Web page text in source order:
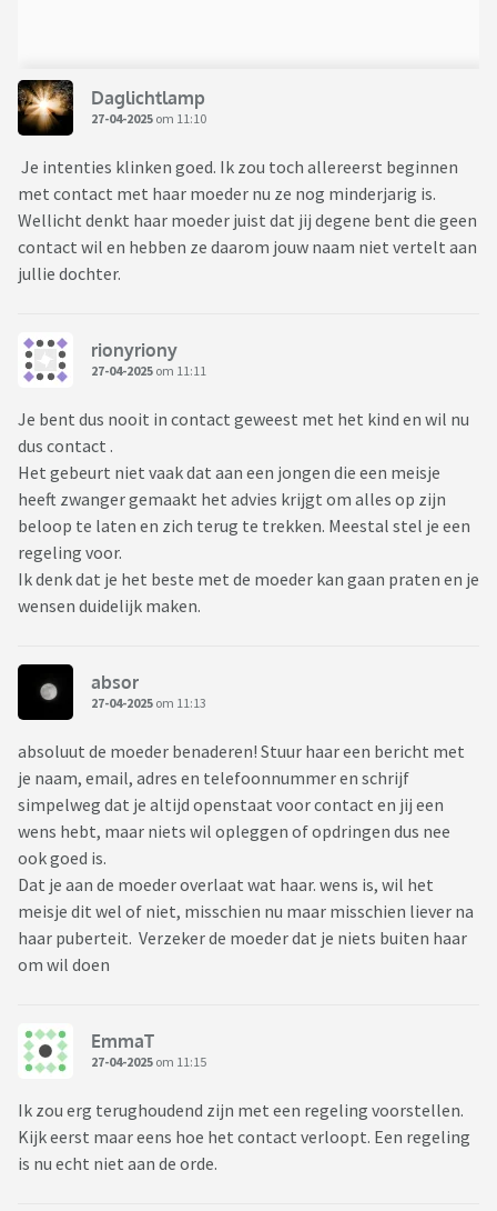
Daglichtlamp
27-04-2025 om 11:10
Je intenties klinken goed. Ik zou toch allereerst beginnen
met contact met haar moeder nu ze nog minderjarig is.
Wellicht denkt haar moeder juist dat jij degene bent die geen
contact wil en hebben ze daarom jouw naam niet vertelt aan
jullie dochter.
rionyriony
27-04-2025 om 11:11
Je bent dus nooit in contact geweest met het kind en wil nu
dus contact .
Het gebeurt niet vaak dat aan een jongen die een meisje
heeft zwanger gemaakt het advies krijgt om alles op zijn
beloop te laten en zich terug te trekken. Meestal stel je een
regeling voor.
Ik denk dat je het beste met de moeder kan gaan praten en je
wensen duidelijk maken.
absor
27-04-2025 om 11:13
absoluut de moeder benaderen! Stuur haar een bericht met
je naam, email, adres en telefoonnummer en schrijf
simpelweg dat je altijd openstaat voor contact en jij een
wens hebt, maar niets wil opleggen of opdringen dus nee
ook goed is.
Dat je aan de moeder overlaat wat haar. wens is, wil het
meisje dit wel of niet, misschien nu maar misschien liever na
haar puberteit. Verzeker de moeder dat je niets buiten haar
om wil doen
EmmaT
27-04-2025 om 11:15
Ik zou erg terughoudend zijn met een regeling voorstellen.
Kijk eerst maar eens hoe het contact verloopt. Een regeling
is nu echt niet aan de orde.